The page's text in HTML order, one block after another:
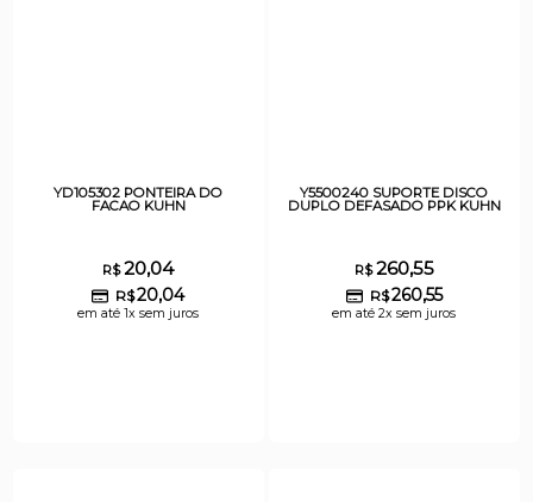
YD105302 PONTEIRA DO
FACAO KUHN
R$20,04
R$20,04
em até 1x sem juros
Y5500240 SUPORTE DISCO
DUPLO DEFASADO PPK KUHN
R$260,55
R$260,55
em até 2x sem juros